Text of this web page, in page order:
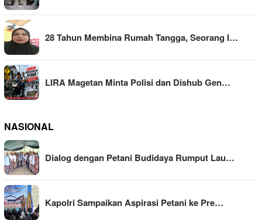
28 Tahun Membina Rumah Tangga, Seorang I…
LIRA Magetan Minta Polisi dan Dishub Gen…
NASIONAL
Dialog dengan Petani Budidaya Rumput Lau…
Kapolri Sampaikan Aspirasi Petani ke Pre…